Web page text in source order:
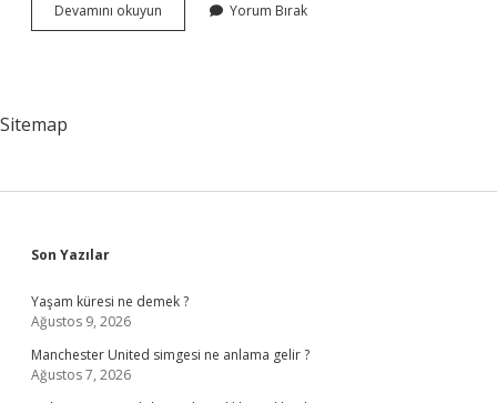
Devamını okuyun
Kılınan
Yorum Bırak
Sitemap
Sidebar
Son Yazılar
Yaşam küresi ne demek ?
Ağustos 9, 2026
Manchester United simgesi ne anlama gelir ?
Ağustos 7, 2026